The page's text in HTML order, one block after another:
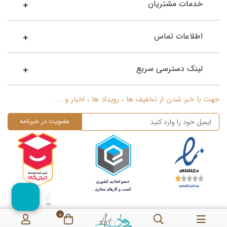
0
اعتقاد زیادی داشته و دارند. بر اساس این عقیده، این چشم نظر به
رنگ آبی می‌تواند از مردم در برابر شرهای مختلف به ویژه حسادت
محافظت کند. حسادتی که از آن به عنوان چشم زخم یاد می‌کنند و بر
این باور هستند که چشم زخم می‌تواند باعث ویرانی و آسیب به
دیگران شود. به همین دلیل سعی می‌کنند حتما یک آویز یا یک وسیله
با طرح چشم نظر با خود همراه داشته باشند و از آن در موقعیت‌های
از ایران در کشورهای دیگر جهان هم این عقیده طرفداران زیادی دارد.
این چشم نظرها روی انواع وسایل و اکسسوری ها مانند
زنانه ،زنجیر طلا زنانه
سنجاق سینه طلا بچه
گانهو سنجاق سر و بسیاری وسایل دیگر، دیده می‌شود.
گردنبند چشم نظر طلا زنانه مانند دیگر انواع
گردنبند طل، در طرح‌ها و
مدل‌های مختلفی تهیه و تولید می شود. زنجیر این نوع گردنبندها هم
به صورت بافت‌های ریز زنجیر و هم بافت‌های درشت زنجیر وجود
دارد و قسمت چشم آن بیشتر در طرح‌های گرد و چشمی تولید
می‌شود. از طرح های مهم گردنبند طلا چشم نظر زنانه می‌توان به
طرح گردنبند چشم نظر با مژه، گردنبند چشم نظر تک نگین، گردنبند
خدمات مشتریان
اطلاعات تماس
لینک دسترسی سریع
جهت با خبر شدن از تخفیف ها ، رویداد ها ، اخبار و ....